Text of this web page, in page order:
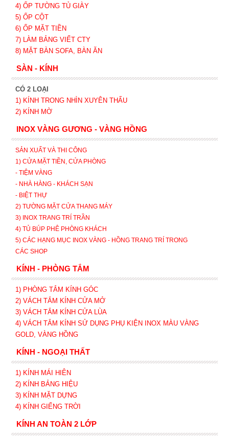
4) ỐP TƯỜNG TỦ GIÀY
5) ỐP CỘT
6) ỐP MẶT TIỀN
7) LÀM BẢNG VIẾT CTY
8) MẶT BÀN SOFA, BÀN ĂN
SÀN - KÍNH
CÓ 2 LOẠI
1) KÍNH TRONG NHÌN XUYÊN THẤU
2) KÍNH MỜ
INOX VÀNG GƯƠNG - VÀNG HỒNG
SẢN XUẤT VÀ THI CÔNG
1) CỬA MẶT TIỀN, CỬA PHÒNG
- TIỆM VÀNG
- NHÀ HÀNG - KHÁCH SẠN
- BIỆT THỰ
2) TƯỜNG MẶT CỬA THANG MÁY
3) INOX TRANG TRÍ TRẦN
4) TỦ BÚP PHÊ PHÒNG KHÁCH
5) CÁC HẠNG MỤC INOX VÀNG - HỒNG TRANG TRÍ TRONG
CÁC SHOP
KÍNH - PHÒNG TẮM
1) PHÒNG TẮM KÍNH GÓC
2) VÁCH TẮM KÍNH CỬA MỞ
3) VÁCH TẮM KÍNH CỬA LÙA
4) VÁCH TẮM KÍNH SỬ DỤNG PHỤ KIỆN INOX MÀU VÀNG
GOLD, VÀNG HỒNG
KÍNH - NGOẠI THẤT
1) KÍNH MÁI HIÊN
2) KÍNH BẢNG HIỆU
3) KÍNH MẶT DỰNG
4) KÍNH GIẾNG TRỜI
KÍNH AN TOÀN 2 LỚP